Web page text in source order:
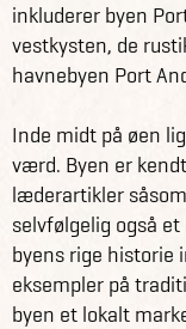
inkluderer byen
vestkysten, de
havnebyen Port
Inde midt på øen
værd. Byen er
læderartikler
selvfølgelig også
byens rige historie
eksempler på
byen et lokalt